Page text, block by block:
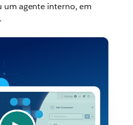
um agente interno, em